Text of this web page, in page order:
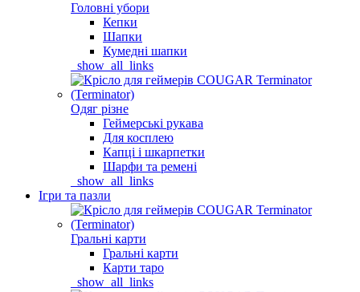
Головні убори
Кепки
Шапки
Кумедні шапки
_show_all_links
Одяг різне
Геймерські рукава
Для косплею
Капці і шкарпетки
Шарфи та ремені
_show_all_links
Ігри та пазли
Гральні карти
Гральні карти
Карти таро
_show_all_links